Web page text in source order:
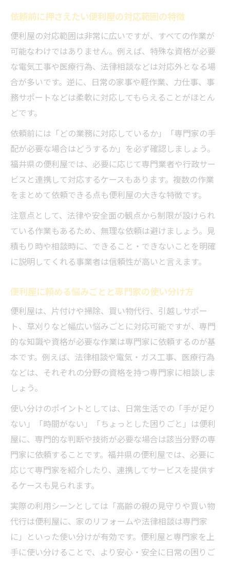
依頼前に押さえたい便利屋の対応範囲の特徴
便利屋の対応範囲は非常に広いですが、すべての作業が
可能なわけではありません。例えば、特殊な資格が必要
な電気工事や医療行為、法律相談などは対応外となる場
合が多いです。逆に、日常の家事や軽作業、力仕事、事
務サポートなどは柔軟に対応してもらえることがほとん
どです。
依頼前には「どの業務に対応しているか」「専門家の手
配が必要な場合はどうするか」を必ず確認しましょう。
福井県の便利屋では、必要に応じて専門業者や行政サー
ビスと連携して対応するケースもあります。複数の作業
をまとめて依頼できる点も便利屋の大きな特徴です。
注意点として、法律や安全面の観点から制限が設けられ
ている作業もあるため、無理な依頼は避けましょう。見
積もり時や相談時に、できること・できないことを明確
に説明してくれる事業者は信頼性が高いと言えます。
便利屋に頼める悩みごとと専門家の使い分け方
便利屋は、片付けや掃除、買い物代行、引越しサポー
ト、草刈りなど幅広い悩みごとに対応可能ですが、専門
的な知識や資格が必要な作業は専門家に依頼するのが基
本です。例えば、法律相談や電気・ガス工事、医療行為
などは、それぞれの分野の資格を持つ専門家に相談しま
しょう。
使い分けのポイントとしては、日常生活での「手が足り
ない」「時間がない」「ちょっとした困りごと」は便利
屋に、専門的な判断や技術が必要な場合は該当分野の専
門家に依頼することです。福井県の便利屋では、必要に
応じて専門家を紹介したり、連携してサービスを提供す
るケースも見られます。
実際の利用シーンとしては「高齢の親の見守りや買い物
代行は便利屋に、家のリフォームや法律相談は専門家
に」といった使い分けが有効です。便利屋と専門家を上
手に使い分けることで、より安心・安全に日常の困りご